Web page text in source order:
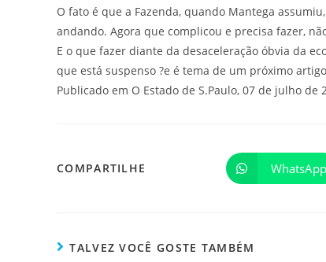
O fato é que a Fazenda, quando Mantega
andando. Agora que complicou e precisa fazer,
E o que fazer diante da desaceleração óbvia da
que está suspenso ?e é tema de um próximo
Publicado em O Estado de S.Paulo, 07 de julho de
COMPARTILHE WhatsApp
TALVEZ VOCÊ GOSTE TAMBÉM